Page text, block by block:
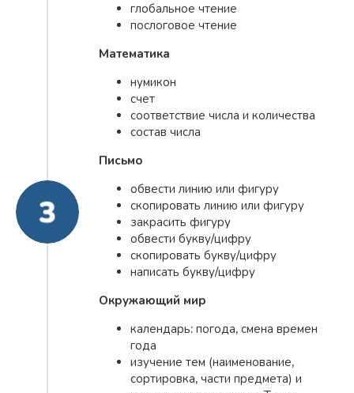
глобальное чтение
послоговое чтение
Математика
нумикон
счет
соответствие числа и количества
состав числа
Письмо
обвести линию или фигуру
скопировать линию или фигуру
закрасить фигуру
обвести букву/цифру
скопировать букву/цифру
написать букву/цифру
Окружающий мир
календарь: погода, смена времен
года
изучение тем (наименование,
сортировка, части предмета) и